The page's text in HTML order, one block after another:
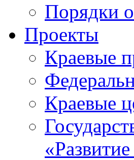
Порядки
Проекты
Краевые
Краевые